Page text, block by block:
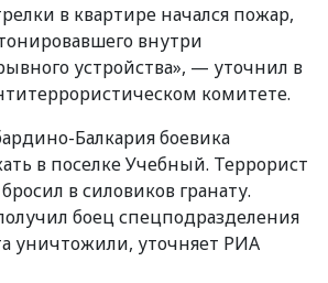
в квартире начался пожар,
внутри
устройства», — уточнил в
комитете.
Балкария боевика
в поселке Учебный. Террорист
в силовиков гранату.
боец спецподразделения
уничтожили, уточняет РИА